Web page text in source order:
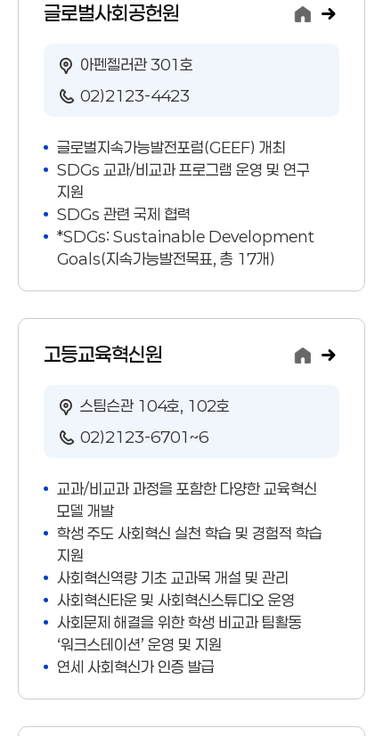
글로벌사회공헌원
아펜젤러관 301호
02)2123-4423
글로벌지속가능발전포럼(GEEF) 개최
SDGs 교과/비교과 프로그램 운영 및 연구
지원
SDGs 관련 국제 협력
*SDGs: Sustainable Development
Goals(지속가능발전목표, 총 17개)
고등교육혁신원
스팀슨관 104호, 102호
02)2123-6701~6
교과/비교과 과정을 포함한 다양한 교육혁신
모델 개발
학생 주도 사회혁신 실천 학습 및 경험적 학습
지원
사회혁신역량 기초 교과목 개설 및 관리
사회혁신타운 및 사회혁신스튜디오 운영
사회문제 해결을 위한 학생 비교과 팀활동
‘워크스테이션’ 운영 및 지원
연세 사회혁신가 인증 발급